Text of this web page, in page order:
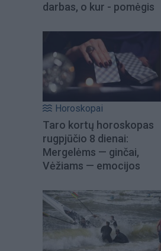
darbas, o kur - pomėgis
Horoskopai
Taro kortų horoskopas
rugpjūčio 8 dienai:
Mergelėms — ginčai,
Vėžiams — emocijos